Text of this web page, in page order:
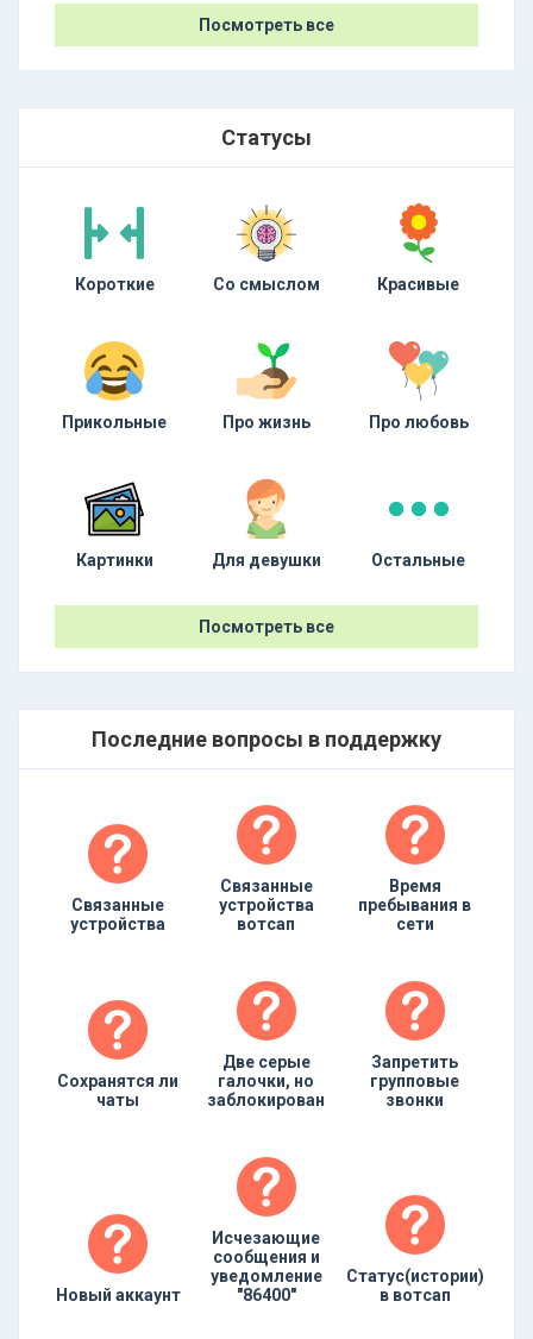
Посмотреть все
Статусы
Короткие Со смыслом Красивые
Прикольные Про жизнь Про любовь
Картинки Для девушки Остальные
Посмотреть все
Последние вопросы в поддержку
Связанные
устройства
Связанные
устройства
вотсап
Время
пребывания в
сети
Сохранятся ли
чаты
Две серые
галочки, но
заблокирован
Запретить
групповые
звонки
Новый аккаунт
Исчезающие
сообщения и
уведомление
"86400"
Статус(истории)
в вотсап